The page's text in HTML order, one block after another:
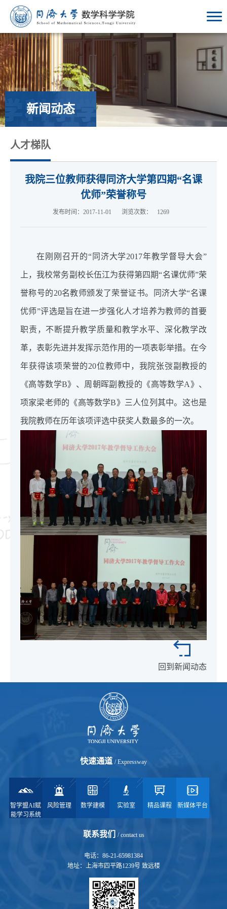
新闻动态
人才梯队
我院三位教师获得同济大学第四期“名课
优师”荣誉称号
发布时间：2017-11-01 浏览次数： 1269
在刚刚召开的“同济大学2017年教学督导大会”
上，我校常务副校长伍江为获得第四期“名课优师”荣
誉称号的20名教师颁发了荣誉证书。同济大学“名课
优师”评选是旨在进一步强化人才培养为教师的首要
职责，不断提升教学质量和教学水平、深化教学改
革，表彰先进并发挥示范作用的一项表彰举措。在今
年获得该项荣誉的20位教师中，我院张弢副教授的
《高等数学B》、周朝晖副教授的《高等数学A》、
项家梁老师的《高等数学B》三人位列其中。这也是
我院教师在历年该项评选中获奖人数最多的一次。
回到新闻动态
快速通道 / Expressway
智学盟AI赋
能学习系统
风险管理 数学建模 实验室 精品课程 新媒体平台
联系我们 / contact us
电话：86-21-65981384
地址：上海市四平路1239号 致远楼